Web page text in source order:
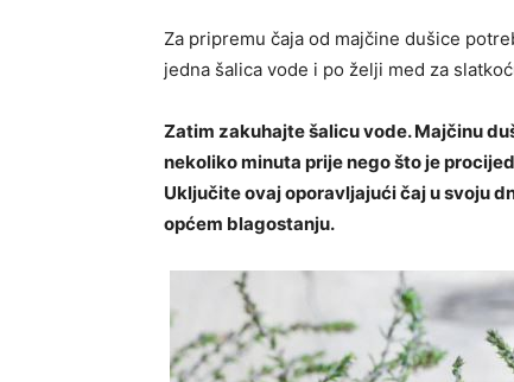
Za pripremu čaja od majčine dušice
jedna šalica vode i po želji med za
Zatim zakuhajte šalicu vode. Majčinu
nekoliko minuta prije nego što je
Uključite ovaj oporavljajući čaj u svoju
općem blagostanju.